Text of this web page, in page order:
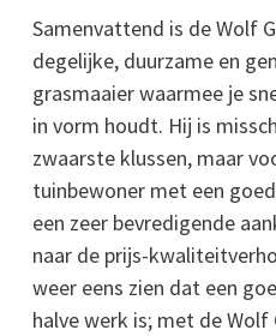
Samenvattend is de Wolf
degelijke, duurzame en
grasmaaier waarmee je
in vorm houdt. Hij is
zwaarste klussen, maar
tuinbewoner met een
een zeer bevredigende
naar de prijs-
weer eens zien dat een
halve werk is; met de Wolf